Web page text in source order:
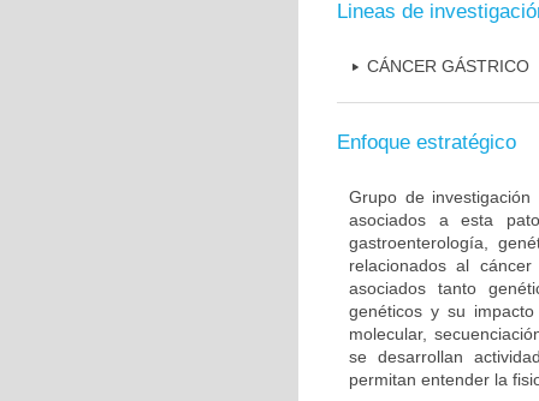
Lineas de
CÁNCER GÁSTRICO
Enfoque estratégico
Grupo de
asociados a esta
gastroenterología,
relacionados al
asociados tanto
genéticos y su
molecular,
se desarrollan
permitan entender la